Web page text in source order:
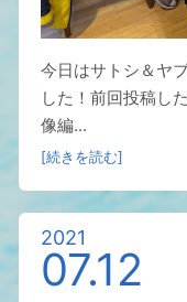
今日はサトシ＆ヤ
した！前回投稿し
像編...
[続きを読む]
2021
07.12